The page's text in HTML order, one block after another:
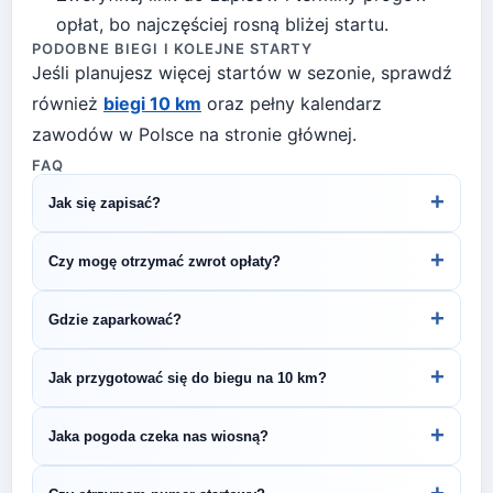
opłat, bo najczęściej rosną bliżej startu.
PODOBNE BIEGI I KOLEJNE STARTY
Jeśli planujesz więcej startów w sezonie, sprawdź
również biegi 10 km oraz pełny kalendarz
zawodów w Polsce na stronie głównej.
FAQ
Jak się zapisać? +
przejść do strony organizatora z formularzem
rejestracyjnym.
Czy mogę otrzymać zwrot opłaty? +
regulamin biegu lub skontaktuj się z
organizatorem.
Gdzie zaparkować? +
— szczegóły znajdziesz w opisie biegu lub na
stronie organizatora.
Jak przygotować się do biegu na 10 km? +
bezpiecznie przygotować się do startu. Zaplanuj
3–4 treningi tygodniowo i zadbaj o co najmniej
Jaka pogoda czeka nas wiosną? +